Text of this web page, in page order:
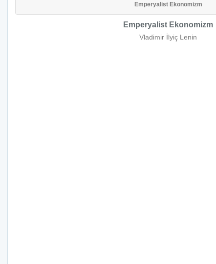
Emperyalist Ekonomizm
Emperyalist Ekonomizm
Vladimir İlyiç Lenin